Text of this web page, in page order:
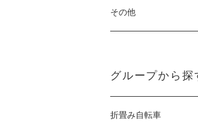
その他
グループから探
折畳み自転車